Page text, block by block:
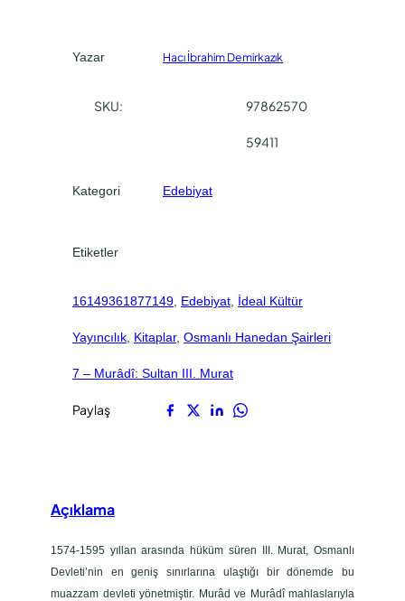
4
.
8
.
Yazar Hacı İbrahim Demirkazık
SKU: 97862570
59411
Kategori Edebiyat
Etiketler
16149361877149, Edebiyat, İdeal Kültür
Yayıncılık, Kitaplar, Osmanlı Hanedan Şairleri
7 – Murâdî: Sultan III. Murat
Paylaş
Açıklama
1574-1595 yıllan arasında hüküm süren III. Murat, Osmanlı
Devleti’nin en geniş sınırlarına ulaştığı bir dönemde bu
muazzam devleti yönetmiştir. Murâd ve Murâdî mahlaslarıyla